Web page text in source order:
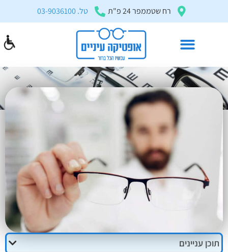
זֶה
"המרכז
הישראלי
לְהַנְגָּשָׁת
אָתָרִים".
לִפְתִיחַת
תַּפְרִיט
הֵנְּגִישׁוּת
ALT+0
רח שטממפר 24 פ"ת טל. 03-9036100
מולטיפוקל מחיר
דף הבית »מולטיפוקל מולטיפוקל מחיר
תוכן עניינים